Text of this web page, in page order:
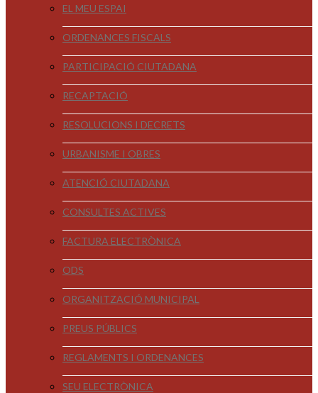
EL MEU ESPAI
ORDENANCES FISCALS
PARTICIPACIÓ CIUTADANA
RECAPTACIÓ
RESOLUCIONS I DECRETS
URBANISME I OBRES
ATENCIÓ CIUTADANA
CONSULTES ACTIVES
FACTURA ELECTRÒNICA
ODS
ORGANITZACIÓ MUNICIPAL
PREUS PÚBLICS
REGLAMENTS I ORDENANCES
SEU ELECTRÒNICA